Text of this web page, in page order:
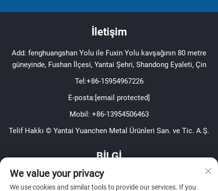
İletişim
Add: fenghuangshan Yolu ile Fuxin Yolu kavşağının 80 metre
güneyinde, Fushan İlçesi, Yantai Şehri, Shandong Eyaleti, Çin
Tel:+86-15954967226
E-posta: [email protected]
Mobil: +86-13954506463
Telif Hakkı © Yantai Yuanchen Metal Ürünleri San. ve Tic. A.Ş.
BİLGİ
Haftalık bültenimizi almak için kaydolun
We value your privacy
We use cookies and similar tools to provide our services. If you